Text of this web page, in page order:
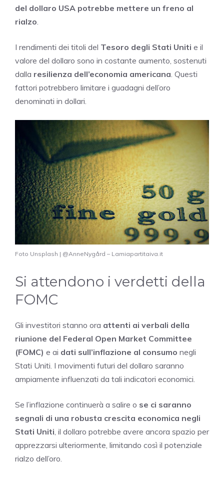
del dollaro USA potrebbe mettere un freno al
rialzo
I rendimenti dei titoli del Tesoro degli Stati Uniti e il
valore del dollaro sono in costante aumento, sostenuti
dalla resilienza dell’economia americana . Questi
fattori potrebbero limitare i guadagni dell’oro
denominati in dollari.
Foto Unsplash | @AnneNygård – Lamiapartitaiva.it
Si attendono i verdetti della
FOMC
Gli investitori stanno ora attenti ai verbali della
riunione del Federal Open Market Committee
(FOMC) e ai dati sull’inflazione al consumo negli
Stati Uniti. I movimenti futuri del dollaro saranno
ampiamente influenzati da tali indicatori economici.
Se l’inflazione continuerà a salire o se ci saranno
segnali di una robusta crescita economica negli
Stati Uniti , il dollaro potrebbe avere ancora spazio per
apprezzarsi ulteriormente, limitando così il potenziale
rialzo dell’oro.